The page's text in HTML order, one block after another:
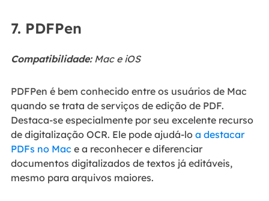
7. PDFPen
Compatibilidade:Mac e iOS
PDFPen é bem conhecido entre os usuários de Mac
quando se trata de serviços de edição de PDF.
Destaca-se especialmente por seu excelente recurso
de digitalização OCR. Ele pode ajudá-lo a destacar
PDFs no Mac e a reconhecer e diferenciar
documentos digitalizados de textos já editáveis,
mesmo para arquivos maiores.